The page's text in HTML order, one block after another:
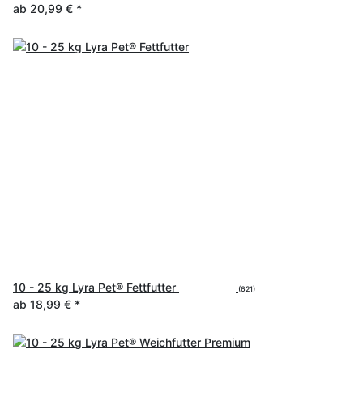
ab 20,99 € *
10 - 25 kg Lyra Pet® Fettfutter (621)
ab 18,99 € *